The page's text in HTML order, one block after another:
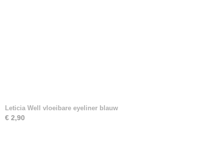
Leticia Well vloeibare eyeliner blauw
€ 2,90